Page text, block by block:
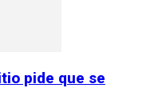
pide que se